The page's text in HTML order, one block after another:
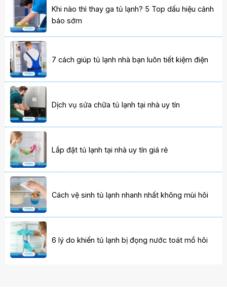
Khi nào thì thay ga tủ lạnh? 5 Top dấu hiệu cảnh
báo sớm
7 cách giúp tủ lạnh nhà bạn luôn tiết kiệm điện
Dịch vụ sửa chữa tủ lạnh tại nhà uy tín
Lắp đặt tủ lạnh tại nhà uy tín giá rẻ
Cách vệ sinh tủ lạnh nhanh nhất không mùi hôi
6 lý do khiến tủ lạnh bị đọng nước toát mồ hôi